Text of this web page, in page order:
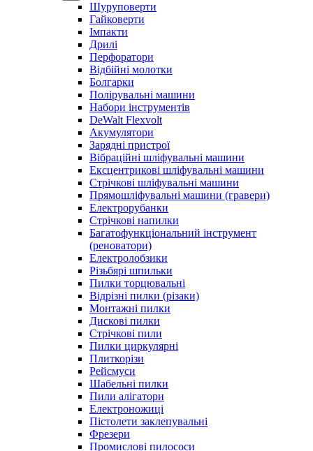
Шуруповерти
Гайковерти
Імпакти
Дрилі
Перфоратори
Відбійні молотки
Болгарки
Полірувальні машини
Набори інструментів
DeWalt Flexvolt
Акумулятори
Зарядні пристрої
Вібраційні шліфувальні машини
Ексцентрикові шліфувальні машини
Стрічкові шліфувальні машини
Прямошліфувальні машини (гравери)
Електрорубанки
Стрічкові напилки
Багатофункціональний інструмент
(реноватори)
Електролобзики
Різьбярі шпильки
Пилки торцювальні
Відрізні пилки (різаки)
Монтажні пилки
Дискові пилки
Стрічкові пили
Пилки циркулярні
Плиткорізи
Рейсмуси
Шабельні пилки
Пили алігатори
Електроножиці
Пістолети заклепувальні
Фрезери
Промислові пилососи